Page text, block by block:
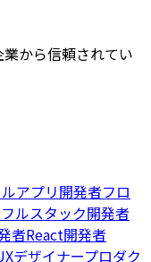
から信頼されてい
アプリ開発者フロ
フルスタック開発者
者React開発者
デザイナープロダク